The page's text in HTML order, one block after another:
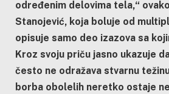
određenim delovima tela,“
Stanojević, koja boluje od
opisuje samo deo izazova sa
Kroz svoju priču jasno ukazuje
često ne odražava stvarnu
borba obolelih neretko ostaje